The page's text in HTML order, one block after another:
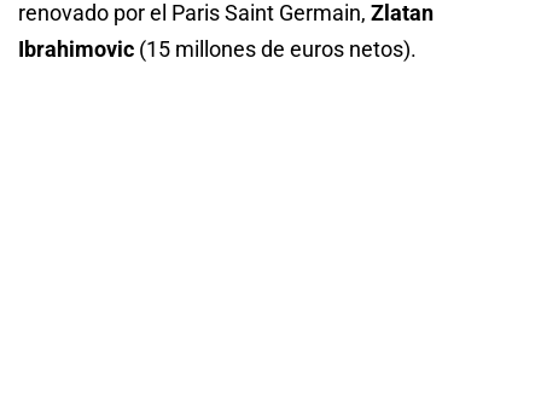
renovado por el Paris Saint Germain, Zlatan
Ibrahimovic (15 millones de euros netos).